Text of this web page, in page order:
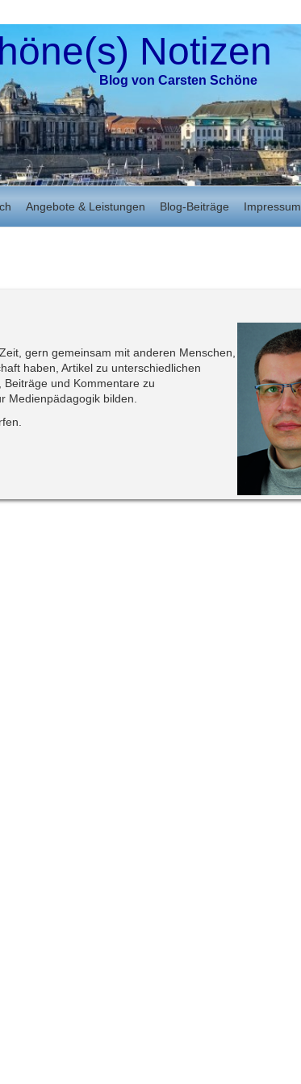
Blog von Carsten Schöne
Notizen
Angebote & Leistungen Blog-Beiträge Impressum
gern gemeinsam mit anderen Menschen,
haben, Artikel zu unterschiedlichen
und Kommentare zu
Medienpädagogik bilden.